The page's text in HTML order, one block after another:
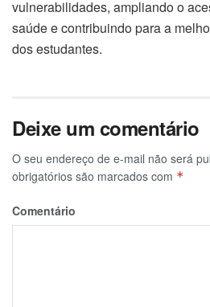
vulnerabilidades, ampliando o
saúde e contribuindo para a
dos estudantes.
Deixe um comentário
O seu endereço de e-mail não será
obrigatórios são marcados com *
Comentário